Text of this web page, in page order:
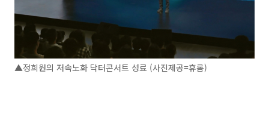
▲정희원의 저속노화 닥터콘서트 성료 (사진제공=휴롬)